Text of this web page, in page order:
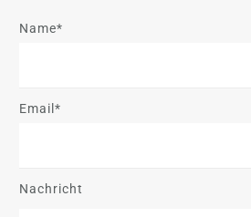
Name*
Email*
Nachricht